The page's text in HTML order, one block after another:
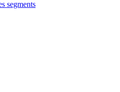
segments